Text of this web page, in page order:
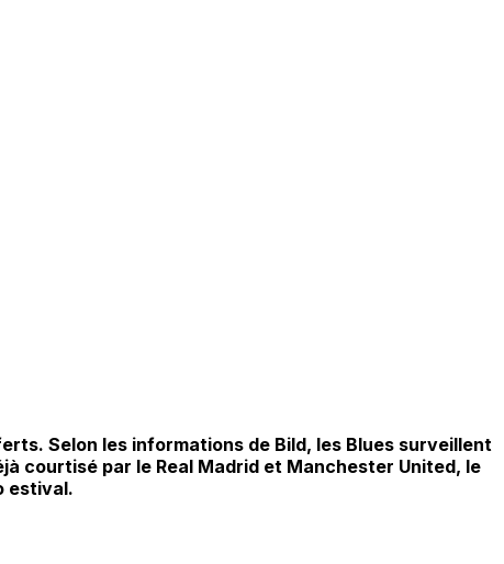
Selon les informations de Bild, les Blues surveillent
courtisé par le Real Madrid et Manchester United, le
estival.